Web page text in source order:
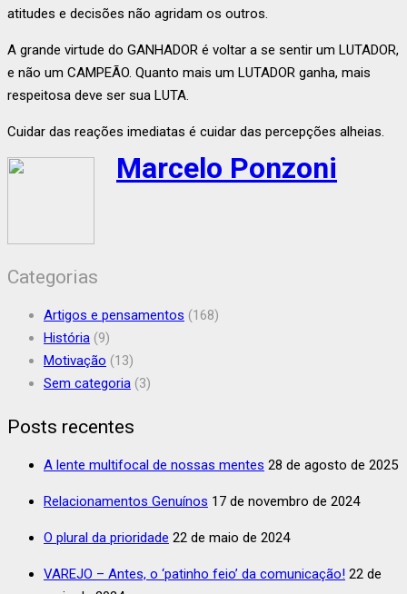
atitudes e decisões não agridam os outros.
A grande virtude do GANHADOR é voltar a se sentir um LUTADOR,
e não um CAMPEÃO. Quanto mais um LUTADOR ganha, mais
respeitosa deve ser sua LUTA.
Cuidar das reações imediatas é cuidar das percepções alheias.
Marcelo Ponzoni
Categorias
Artigos e pensamentos (168)
História (9)
Motivação (13)
Sem categoria (3)
Posts recentes
A lente multifocal de nossas mentes 28 de agosto de 2025
Relacionamentos Genuínos 17 de novembro de 2024
O plural da prioridade 22 de maio de 2024
VAREJO – Antes, o ‘patinho feio’ da comunicação! 22 de